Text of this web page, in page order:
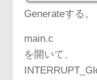
Generateする。
main.c
を開いて、